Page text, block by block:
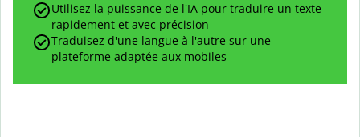
Utilisez la puissance de l'IA pour traduire un texte
rapidement et avec précision
Traduisez d'une langue à l'autre sur une
plateforme adaptée aux mobiles